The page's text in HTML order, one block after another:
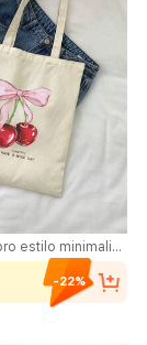
Bolso de hombro estilo minimalista con estampado de cerezas, bolso de mano, bolso de estilo bohemio minimalista, regalo para mujeres, adecuado para trabajo, viajes, compras, mochila, etc., gran capacidad, portátil, adecuado para adolescentes, estudiantes universitarias, trabajadoras de oficina, muy adecuado para trabajo, vuelta al colegio, escuela secundaria, universidad, vacaciones, etc., combina con ropa de estilo bohemio para mujeres.
-22%